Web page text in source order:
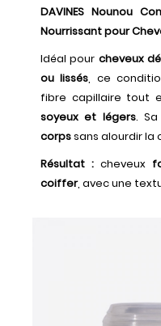
DAVINES Nounou
Nourrissant pour
Idéal pour cheveux
ou lissés, ce
fibre capillaire tout
soyeux et légers.
corpssans alourdir la
Résultat : cheveux
coiffer, avec une